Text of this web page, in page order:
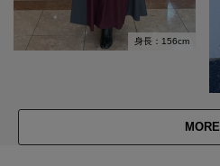
身長：156cm
MORE